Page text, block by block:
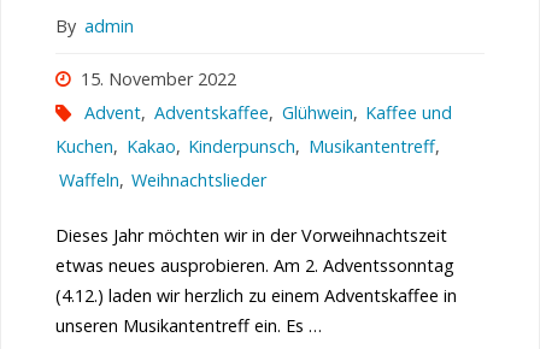
By admin
15. November 2022
Advent, Adventskaffee, Glühwein, Kaffee und
Kuchen, Kakao, Kinderpunsch, Musikantentreff,
Waffeln, Weihnachtslieder
Dieses Jahr möchten wir in der Vorweihnachtszeit
etwas neues ausprobieren. Am 2. Adventssonntag
(4.12.) laden wir herzlich zu einem Adventskaffee in
unseren Musikantentreff ein. Es …